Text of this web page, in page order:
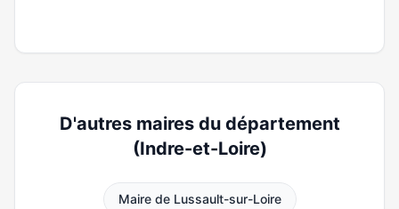
D'autres maires du département
(Indre-et-Loire)
Maire de Lussault-sur-Loire